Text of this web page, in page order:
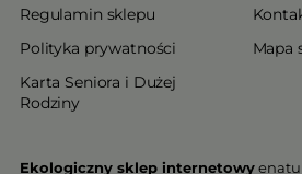
Regulamin sklepu
Polityka prywatności
Karta Seniora i Dużej
Rodziny
Mapa
Ekologiczny sklep internetowy